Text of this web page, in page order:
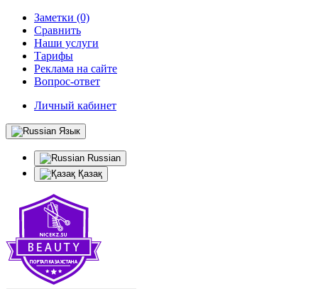
Заметки (0)
Сравнить
Наши услуги
Тарифы
Реклама на сайте
Вопрос-ответ
Личный кабинет
Язык
Russian
Қазақ